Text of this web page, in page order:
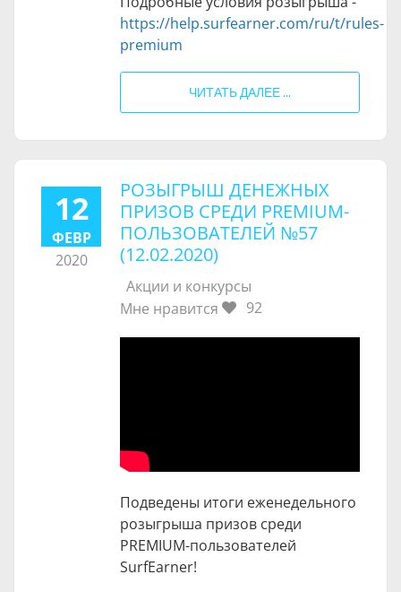
https://help.surfearner.com/ru/t/rules-
premium
ЧИТАТЬ ДАЛЕЕ ...
12
ФЕВР
2020
РОЗЫГРЫШ ДЕНЕЖНЫХ
ПРИЗОВ СРЕДИ PREMIUM-
ПОЛЬЗОВАТЕЛЕЙ №57
(12.02.2020)
Акции и конкурсы
Мне нравится
92
Подведены итоги еженедельного
розыгрыша призов среди
PREMIUM-пользователей
SurfEarner!